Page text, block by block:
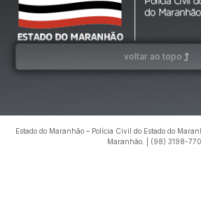
voltar ao topo
Estado do Maranhão – Polícia Civil do Estado do
Maranhão. | (98) 3198-